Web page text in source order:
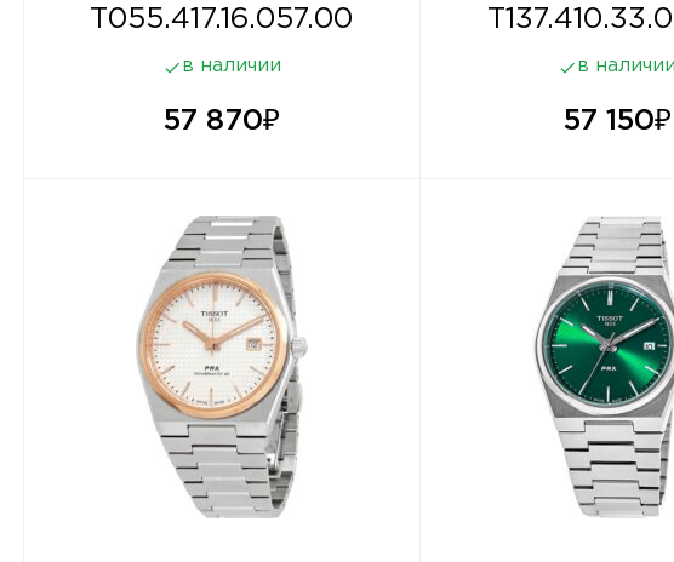
T055.417.16.057.00
в наличии
57 870₽
в наличии
57 150₽